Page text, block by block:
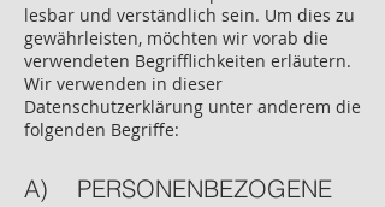
lesbar und verständlich sein. Um dies zu
gewährleisten, möchten wir vorab die
verwendeten Begrifflichkeiten erläutern.
Wir verwenden in dieser
Datenschutzerklärung unter anderem die
folgenden Begriffe:
A) PERSONENBEZOGENE